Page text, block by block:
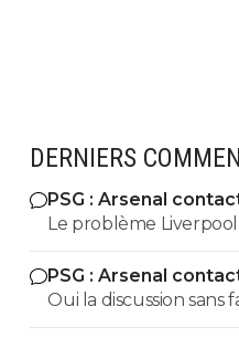
DERNIERS
PSG : Arsenal
le feuilleton relancé
Le problème Liverpool
erreur avec isak, ils
erreur, surtout que Slot
feront plus la même
PSG : Arsenal
le feuilleton relancé
Oui la discussion sans
durer 1000 ans si ils